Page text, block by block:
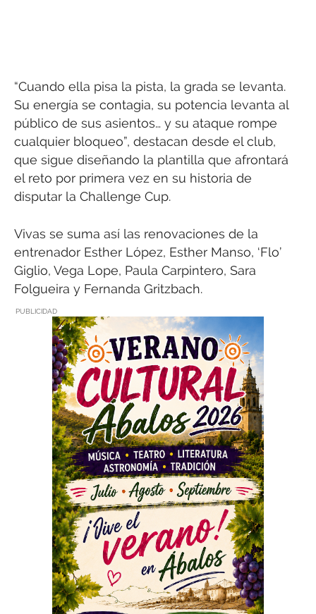
“Cuando ella pisa la pista, la grada se levanta.
Su energía se contagia, su potencia levanta al
público de sus asientos… y su ataque rompe
cualquier bloqueo”, destacan desde el club,
que sigue diseñando la plantilla que afrontará
el reto por primera vez en su historia de
disputar la Challenge Cup.
Vivas se suma así las renovaciones de la
entrenador Esther López, Esther Manso, ‘Flo’
Giglio, Vega Lope, Paula Carpintero, Sara
Folgueira y Fernanda Gritzbach.
PUBLICIDAD